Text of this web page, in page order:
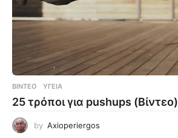
ΒΊΝΤΕΟ ΥΓΕΊΑ
25 τρόποι για pushups (Βίντεο)
by Axioperiergos